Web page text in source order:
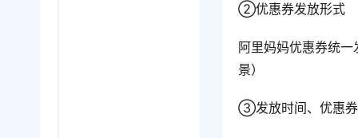
②优惠券发放形式
阿里妈妈优惠券统
景）
③发放时间、优惠